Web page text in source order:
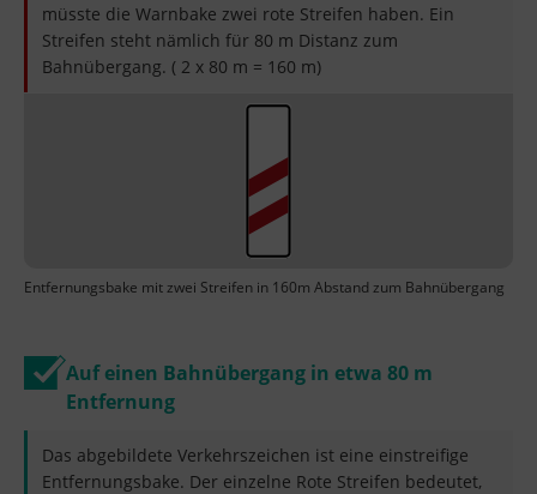
müsste die Warnbake zwei rote Streifen haben. Ein
Streifen steht nämlich für 80 m Distanz zum
Bahnübergang. ( 2 x 80 m = 160 m)
Entfernungsbake mit zwei Streifen in 160m Abstand zum Bahnübergang
Auf einen Bahnübergang in etwa 80 m
Entfernung
Das abgebildete Verkehrszeichen ist eine einstreifige
Entfernungsbake. Der einzelne Rote Streifen bedeutet,